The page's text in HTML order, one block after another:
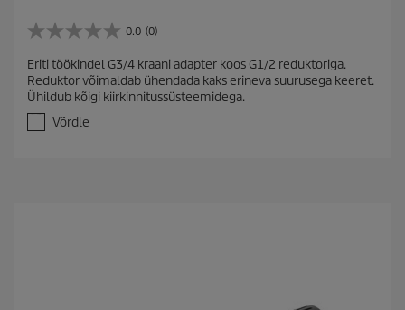
0.0 (0)
0
0
/
5
ä
Eriti töökindel G3/4 kraani adapter koos G1/2 reduktoriga.
Reduktor võimaldab ühendada kaks erineva suurusega keeret.
Ühildub kõigi kiirkinnitussüsteemidega.
Võrdle